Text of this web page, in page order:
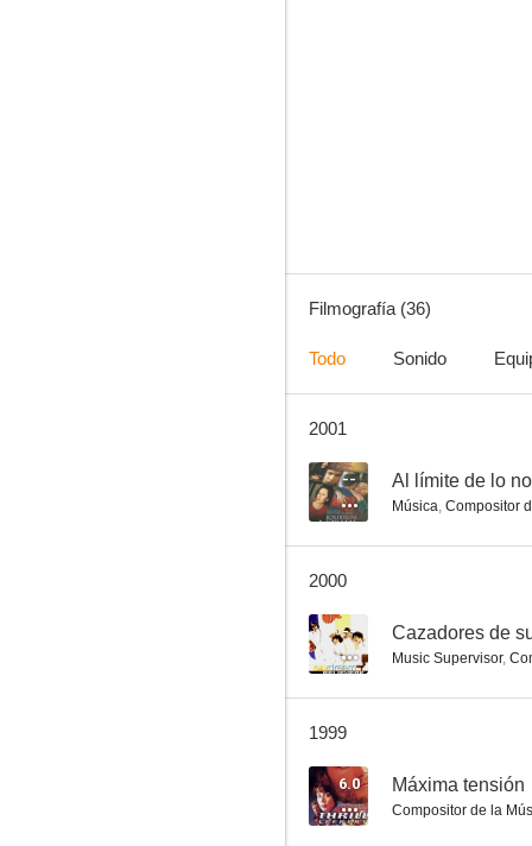
Vinieron de dentro de...
--
Filmografía (36)
Todo Sonido
2001
-- Al límite de lo
Música, Compositor
2000
-- Cazadores de
Music Supervisor,
1999
6.0 Máxima tensión
Compositor de la